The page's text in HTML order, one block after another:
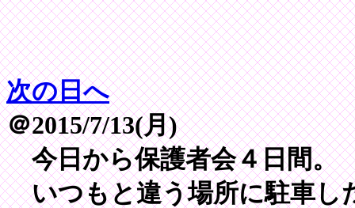
次の日へ
＠2015/7/13(月)
今日から保護者会４日間。
いつもと違う場所に駐車し